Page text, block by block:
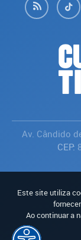
Av. Cândido
CEP:
Este site utiliza
Ao continuar a